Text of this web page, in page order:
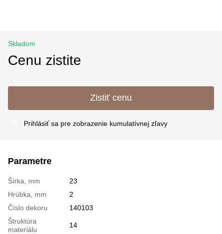
Skladom
Cenu zistite
Zistiť cenu
Prihlásiť sa pre zobrazenie kumulatívnej zľavy
Parametre
Šírka, mm
23
Hrúbka, mm
2
Číslo dekoru
140103
Štruktúra
materiálu
14